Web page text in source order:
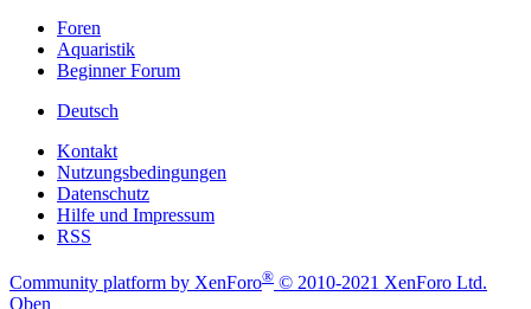
Foren
Aquaristik
Beginner Forum
Deutsch
Kontakt
Nutzungsbedingungen
Datenschutz
Hilfe und Impressum
RSS
Community platform by XenForo® © 2010-2021 XenForo Ltd.
Oben